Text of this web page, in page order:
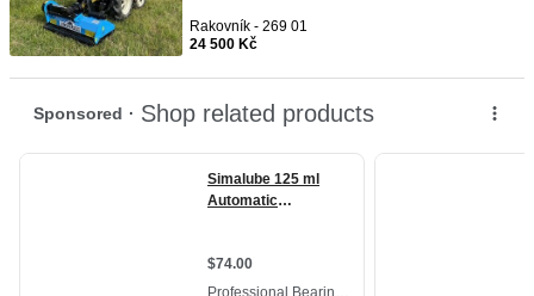
Rakovník - 269 01
24 500 Kč